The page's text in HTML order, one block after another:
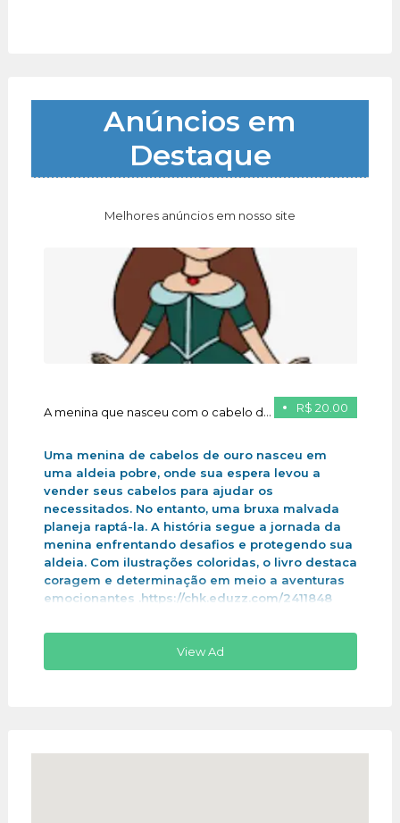
Anúncios em
Destaque
Melhores anúncios em nosso site
R$ 20.00
A menina que nasceu com o cabelo de ouro
Uma menina de cabelos de ouro nasceu em
uma aldeia pobre, onde sua espera levou a
vender seus cabelos para ajudar os
necessitados. No entanto, uma bruxa malvada
planeja raptá-la. A história segue a jornada da
menina enfrentando desafios e protegendo sua
aldeia. Com ilustrações coloridas, o livro destaca
coragem e determinação em meio a aventuras
emocionantes .https://chk.eduzz.com/2411848
View Ad